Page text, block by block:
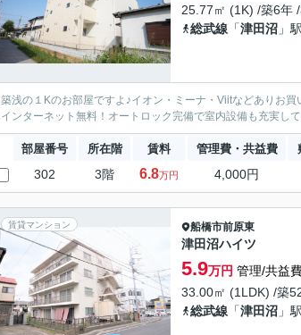
25.77㎡ (1K) /築6年
総武線 「津田沼 」
築浅の１Kのお部屋ですよ♪イオン・ミーナ・Viitなどありお
インターネット無料！オートロック完備で室内設備も充実し
部屋番号 所在階 賃料 管理費・共益費
302 3階 6.8万円 4,000円
賃貸マンション 船橋市前原東
津田沼ハイツ
5.9万円 管理/共益
33.00㎡ (1LDK) /築
総武線 「津田沼 」